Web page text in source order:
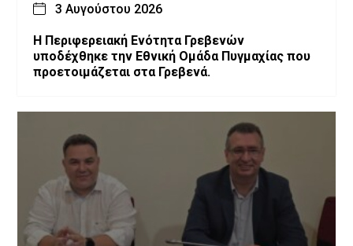
3 Αυγούστου 2026
Η Περιφερειακή Ενότητα Γρεβενών
υποδέχθηκε την Εθνική Ομάδα Πυγμαχίας που
προετοιμάζεται στα Γρεβενά.